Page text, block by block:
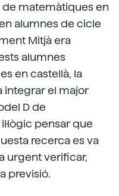
de matemàtiques en
alumnes de cicle
Mitjà era
alumnes
en castellà, la
integrar el major
D de
pensar que
recerca es va
urgent verificar,
previsió.